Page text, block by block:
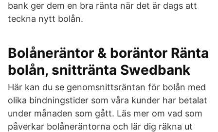
bank ger dem en bra ränta när det är dags att
teckna nytt bolån.
Bolåneräntor & boräntor Ränta
bolån, snittränta Swedbank
Här kan du se genomsnittsräntan för bolån med
olika bindningstider som våra kunder har betalat
under månaden som gått. Läs mer om vad som
påverkar bolåneräntorna och lär dig räkna ut